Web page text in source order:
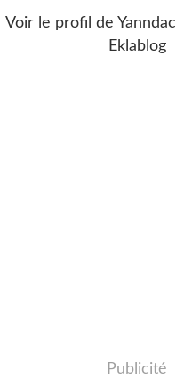
Voir le profil de Yanndac
Eklablog
Publicité